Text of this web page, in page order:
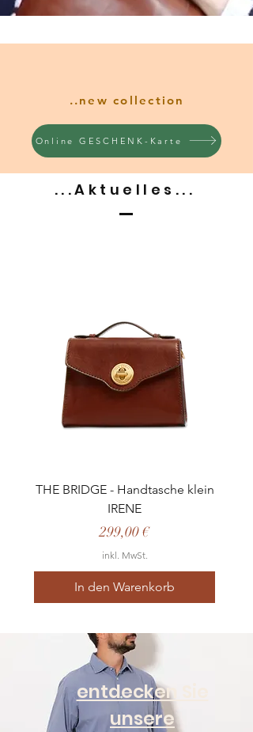
..new collection
Online GESCHENK-Karte
...Aktuelles...
THE BRIDGE - Handtasche klein
IRENE
Preis
299,00 €
inkl. MwSt.
In den Warenkorb
entdecken Sie
unsere